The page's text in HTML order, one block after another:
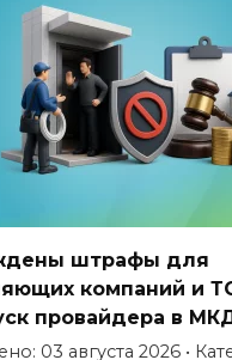
штрафы для
компаний и
провайдера в
03 августа 2026 •